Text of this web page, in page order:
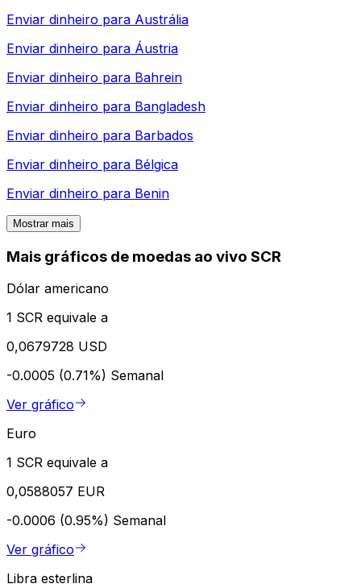
Enviar dinheiro para Austrália
Enviar dinheiro para Áustria
Enviar dinheiro para Bahrein
Enviar dinheiro para Bangladesh
Enviar dinheiro para Barbados
Enviar dinheiro para Bélgica
Enviar dinheiro para Benin
Mostrar mais
Mais gráficos de moedas ao vivo SCR
Dólar americano
1 SCR equivale a
0,0679728 USD
-0.0005 (0.71%) Semanal
Ver gráfico
Euro
1 SCR equivale a
0,0588057 EUR
-0.0006 (0.95%) Semanal
Ver gráfico
Libra esterlina